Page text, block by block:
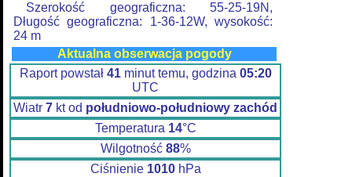
Szerokość geograficzna: 55-25-19N,
Długość geograficzna: 1-36-12W, wysokość:
24 m
Aktualna obserwacja pogody
Raport powstał 41minut temu, godzina 05:20
UTC
Wiatr 7 kt od południowo-południowy zachód
Temperatura 14°C
Wilgotność 88%
Ciśnienie 1010hPa